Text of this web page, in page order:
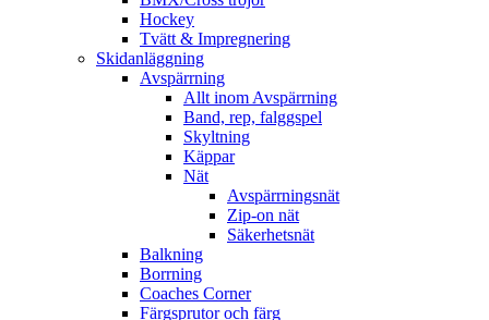
Hockey
Tvätt & Impregnering
Skidanläggning
Avspärrning
Allt inom Avspärrning
Band, rep, falggspel
Skyltning
Käppar
Nät
Avspärrningsnät
Zip-on nät
Säkerhetsnät
Balkning
Borrning
Coaches Corner
Färgsprutor och färg